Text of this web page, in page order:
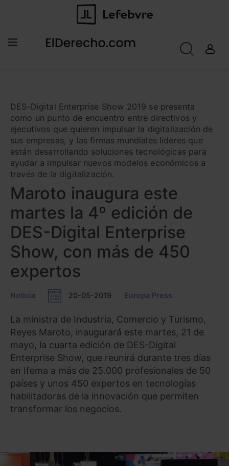
DES-Digital Enterprise Show 2019 se presenta
como un punto de encuentro entre directivos y
ejecutivos que quieren impulsar la digitalización de
sus empresas, y las firmas mundiales líderes que
están desarrollando soluciones tecnológicas para
ayudar a impulsar nuevos modelos económicos a
través de la digitalización.
Maroto inaugura este
martes la 4º edición de
DES-Digital Enterprise
Show, con más de 450
expertos
Noticia 20-05-2019 Europa Press
La ministra de Industria, Comercio y Turismo,
Reyes Maroto, inaugurará este martes, 21 de
mayo, la cuarta edición de DES-Digital
Enterprise Show, que reunirá durante tres días
en Ifema a más de 25.000 profesionales de 50
países y unos 450 expertos en tecnologías
habilitadoras de la innovación que permiten
transformar los negocios.